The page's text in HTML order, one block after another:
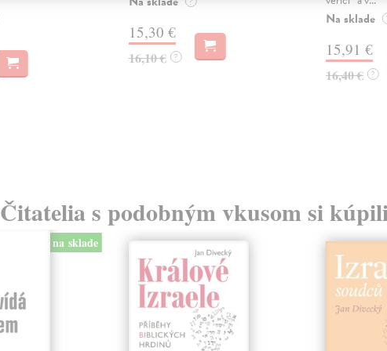
15,30 €
16,10 € ?
Na sklade
15,91 €
16,40 € ?
Čitatelia s podobným vkusom si
na sklade